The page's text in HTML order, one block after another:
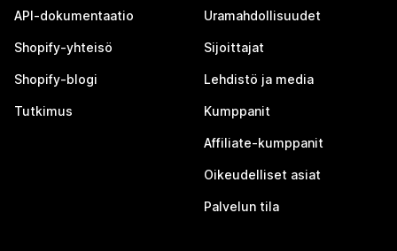
API-dokumentaatio
Shopify-yhteisö
Shopify-blogi
Tutkimus
Uramahdollisuudet
Sijoittajat
Lehdistö ja media
Kumppanit
Affiliate-kumppanit
Oikeudelliset asiat
Palvelun tila